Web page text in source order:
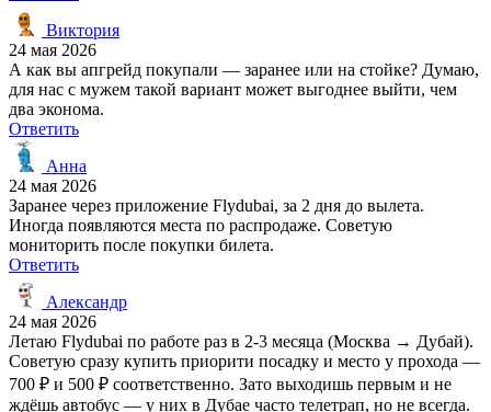
Виктория
24 мая 2026
А как вы апгрейд покупали — заранее или на стойке? Думаю,
для нас с мужем такой вариант может выгоднее выйти, чем
два эконома.
Ответить
Анна
24 мая 2026
Заранее через приложение Flydubai, за 2 дня до вылета.
Иногда появляются места по распродаже. Советую
мониторить после покупки билета.
Ответить
Александр
24 мая 2026
Летаю Flydubai по работе раз в 2‑3 месяца (Москва → Дубай).
Советую сразу купить приорити посадку и место у прохода —
700 ₽ и 500 ₽ соответственно. Зато выходишь первым и не
ждёшь автобус — у них в Дубае часто телетрап, но не всегда.